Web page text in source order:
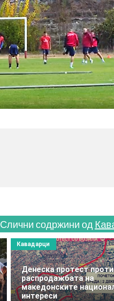
Слични содржини од
Денеска протест
распродажбата на
македонските
интереси
Кавадарци